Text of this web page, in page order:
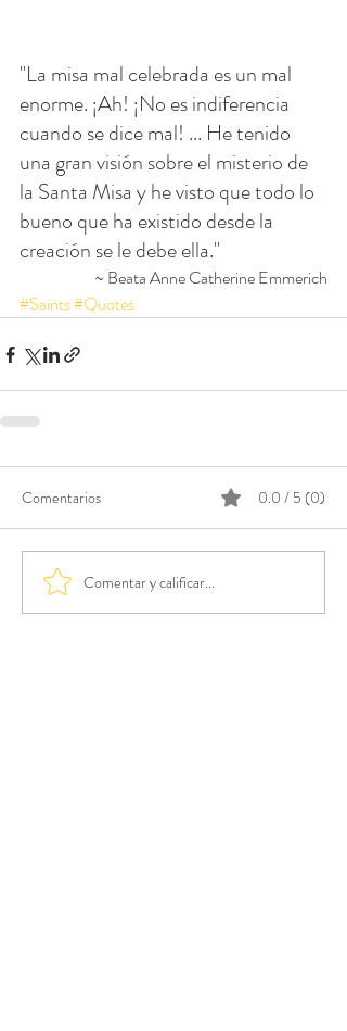
"La misa mal celebrada es un mal
enorme. ¡Ah! ¡No es indiferencia
cuando se dice mal! ... He tenido
una gran visión sobre el misterio de
la Santa Misa y he visto que todo lo
bueno que ha existido desde la
creación se le debe ella."
~ Beata Anne Catherine Emmerich
#Saints#Quotes
Comentarios 0.0 / 5 (0)
Comentar y calificar...